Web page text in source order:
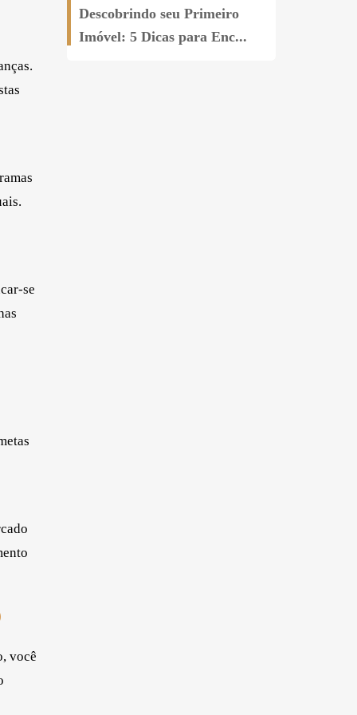
se
você
Descobrindo seu Primeiro
Imóvel: 5 Dicas para Enc...
Mitos e Verdades Sobre
Comprar Imóveis com